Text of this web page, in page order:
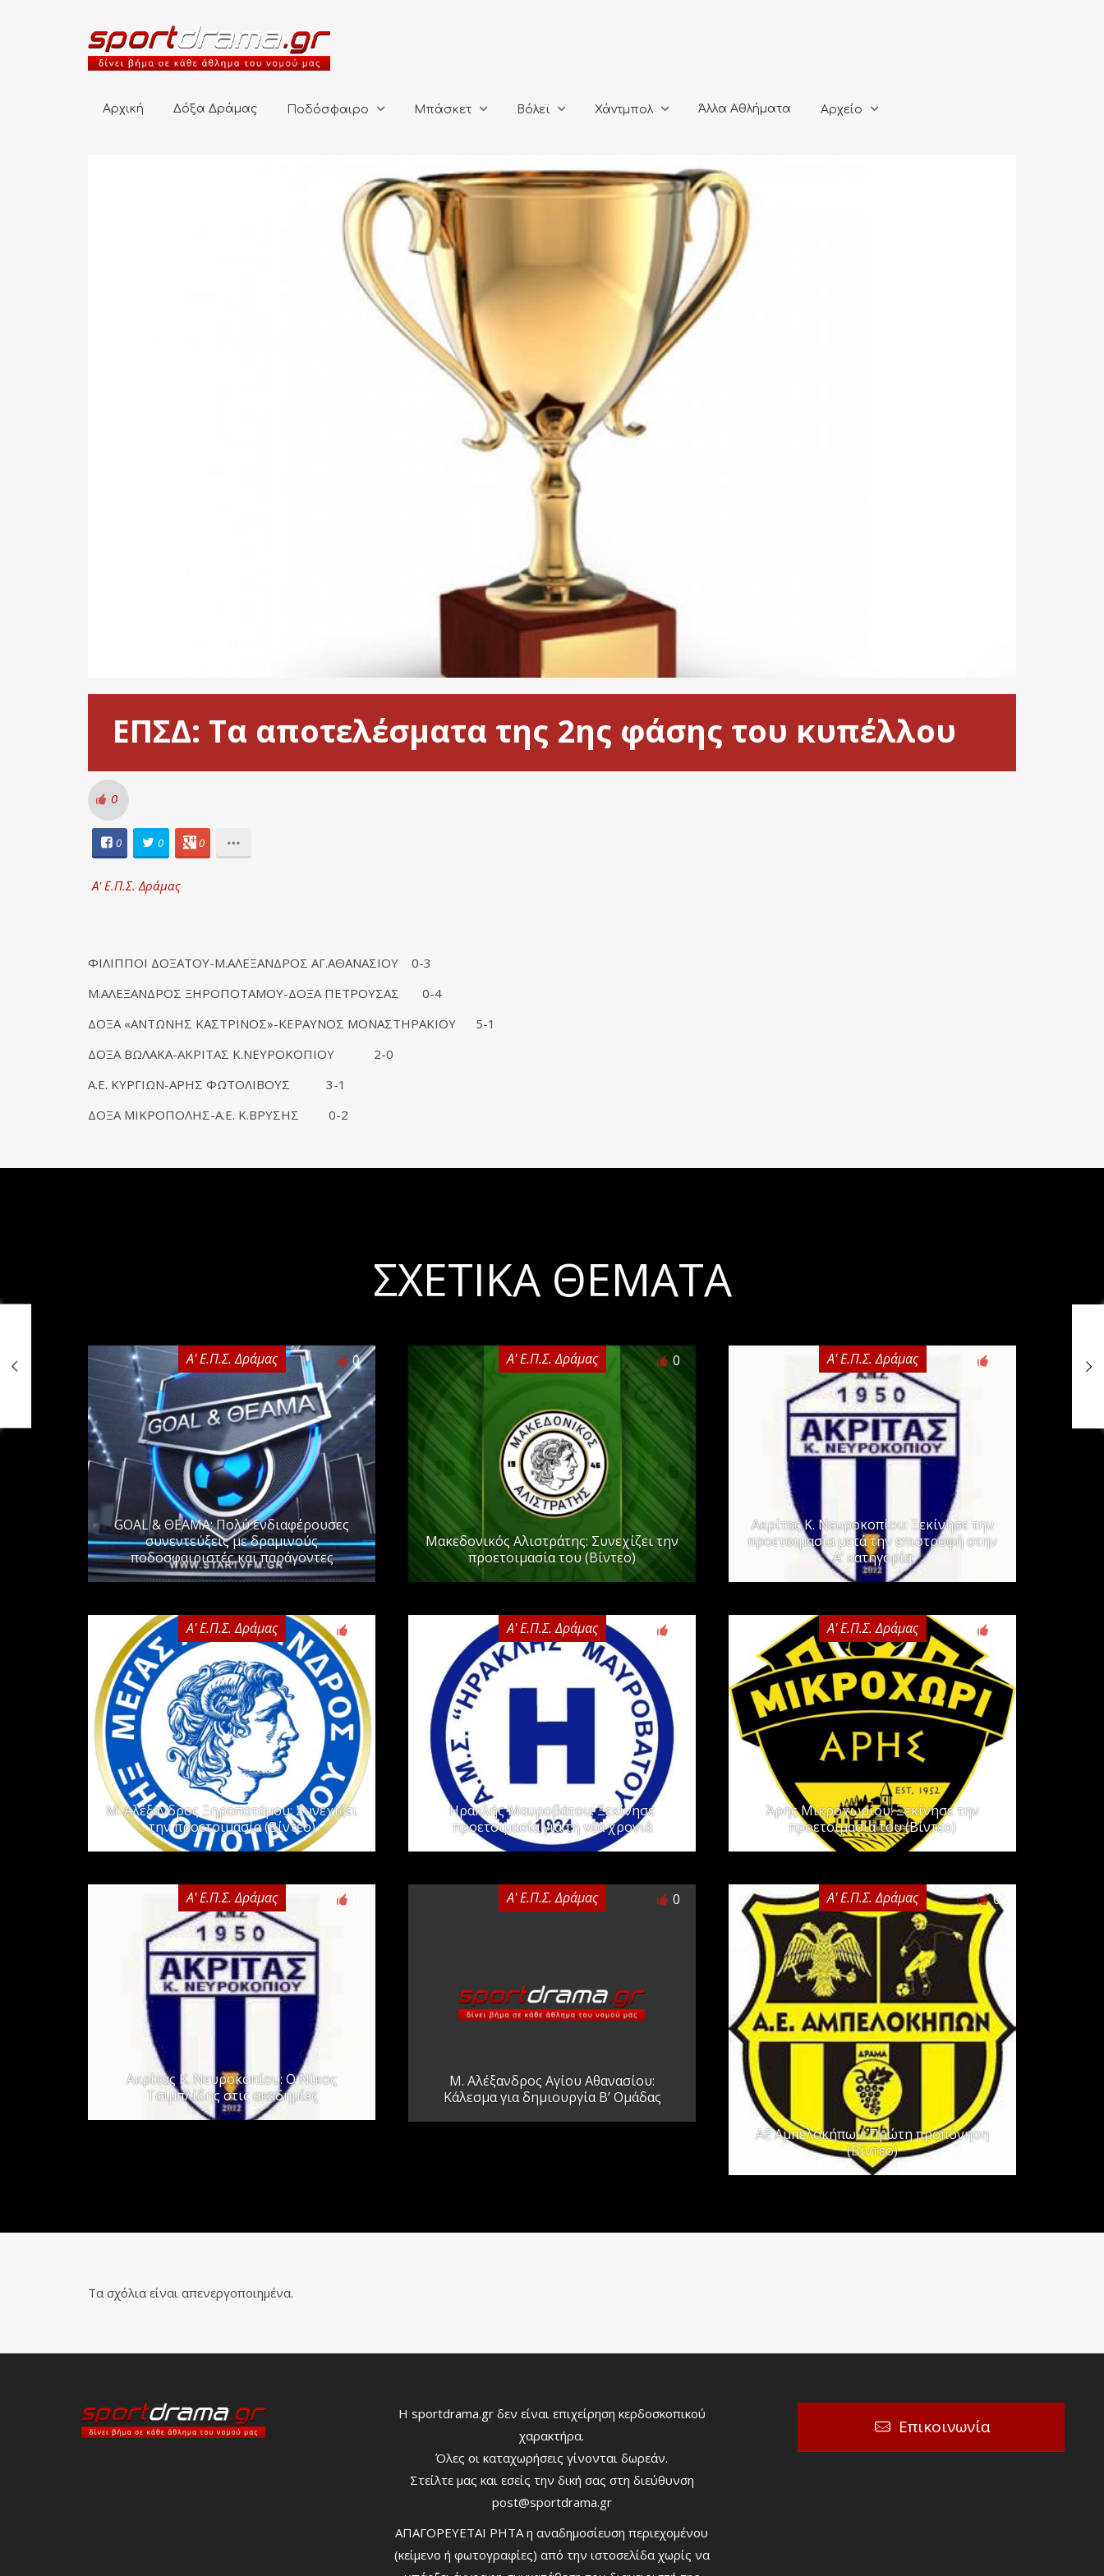
Αρχική Δόξα Δράμας Ποδόσφαιρο Μπάσκετ Βόλεϊ Χάντμπολ Άλλα Αθλήματα Αρχείο
ΕΠΣΔ: Τα αποτελέσματα της 2ης φάσης του κυπέλλου
0
0 0 0
Α' Ε.Π.Σ. Δράμας
ΦΙΛΙΠΠΟΙ ΔΟΞΑΤΟΥ-Μ.ΑΛΕΞΑΝΔΡΟΣ ΑΓ.ΑΘΑΝΑΣΙΟΥ 0-3
Μ.ΑΛΕΞΑΝΔΡΟΣ ΞΗΡΟΠΟΤΑΜΟΥ-ΔΟΞΑ ΠΕΤΡΟΥΣΑΣ 0-4
ΔΟΞΑ «ΑΝΤΩΝΗΣ ΚΑΣΤΡΙΝΟΣ»-ΚΕΡΑΥΝΟΣ ΜΟΝΑΣΤΗΡΑΚΙΟΥ 5-1
ΔΟΞΑ ΒΩΛΑΚΑ-ΑΚΡΙΤΑΣ Κ.ΝΕΥΡΟΚΟΠΙΟΥ 2-0
Α.Ε. ΚΥΡΓΙΩΝ-ΑΡΗΣ ΦΩΤΟΛΙΒΟΥΣ 3-1
ΔΟΞΑ ΜΙΚΡΟΠΟΛΗΣ-Α.Ε. Κ.ΒΡΥΣΗΣ 0-2
ΣΧΕΤΙΚΆ ΘΈΜΑΤΑ
Α' Ε.Π.Σ. Δράμας 0
GOAL & ΘΕΑΜΑ: Πολύ ενδιαφέρουσες
συνεντεύξεις με δραμινούς
ποδοσφαιριστές και παράγοντες
Α' Ε.Π.Σ. Δράμας 0
Μακεδονικός Αλιστράτης: Συνεχίζει την
προετοιμασία του (Βίντεο)
Α' Ε.Π.Σ. Δράμας
Ακρίτας Κ. Νευροκοπίου: Ξεκίνησε την
προετοιμασία μετά την επιστροφή στην
Α’ κατηγορία
Α' Ε.Π.Σ. Δράμας
Μ. Αλέξανδρος Ξηροποτάμου: Συνεχίζει
την προετοιμασία (Βίντεο)
Α' Ε.Π.Σ. Δράμας
Ηρακλής Μαυροβάτου: Ξεκίνησε
προετοιμασία για τη νέα χρονιά
Α' Ε.Π.Σ. Δράμας
Άρης Μικροχωρίου: Ξεκίνησε την
προετοιμασία του (Βίντεο)
Α' Ε.Π.Σ. Δράμας
Ακρίτας Κ. Νευροκοπίου: Ο Νίκος
Τσιμπλίδης στις ακαδημίες
Α' Ε.Π.Σ. Δράμας 0
Μ. Αλέξανδρος Αγίου Αθανασίου:
Κάλεσμα για δημιουργία Β’ Ομάδας
Α' Ε.Π.Σ. Δράμας 0
ΑΕ Αμπελοκήπων: Πρώτη προπόνηση
(Βίντεο)
Τα σχόλια είναι απενεργοποιημένα.
Η sportdrama.gr δεν είναι επιχείρηση κερδοσκοπικού
χαρακτήρα.
Όλες οι καταχωρήσεις γίνονται δωρεάν.
Στείλτε μας και εσείς την δική σας στη διεύθυνση
post@sportdrama.gr
ΑΠΑΓΟΡΕΥΕΤΑΙ ΡΗΤΑ η αναδημοσίευση περιεχομένου
(κείμενο ή φωτογραφίες) από την ιστοσελίδα χωρίς να
Επικοινωνία